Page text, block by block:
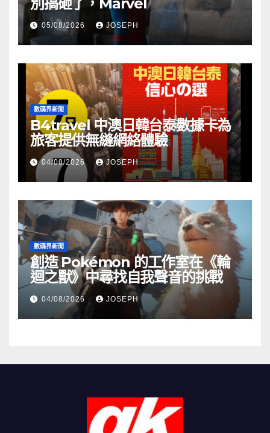
別搞砸了，Marvel
05/08/2026 JOSEPH
數碼界新聞
B4travel 中澳日韓台泰數據卡為
旅客提供無縫網絡體驗
04/08/2026 JOSEPH
數碼界新聞
創造 Pokémon 的工作室在《輪
迴之獸》中尋找自我聲音的挑戰
04/08/2026 JOSEPH